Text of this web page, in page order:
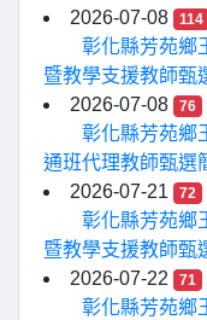
2026-07-08
114
彰化縣芳苑鄉
暨教學支援教師甄
2026-07-08
76
彰化縣芳苑鄉
通班代理教師甄選
2026-07-21
72
彰化縣芳苑鄉
暨教學支援教師甄
2026-07-22
71
彰化縣芳苑鄉